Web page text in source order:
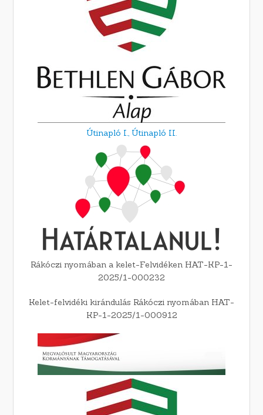
Útinapló I., Útinapló II.
Rákóczi nyomában a kelet-Felvidéken HAT-KP-1-
2025/1-000232
Kelet-felvidéki kirándulás Rákóczi nyomában HAT-
KP-1-2025/1-000912